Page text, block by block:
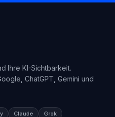
Ihre KI-Sichtbarkeit.
ChatGPT, Gemini und
Claude Grok